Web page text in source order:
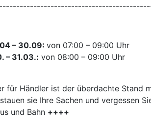
– 30.09: von 07:00 – 09:00 Uhr
– 31.03.: von 08:00 – 09:00 Uhr
für Händler ist der überdachte Stand
sie Ihre Sachen und vergessen
und Bahn ++++